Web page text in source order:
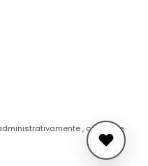
, conforme